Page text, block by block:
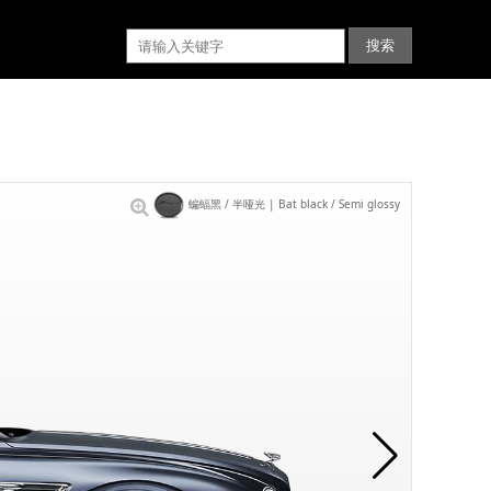
蝙蝠黑 / 半哑光 | Bat black / Semi glossy